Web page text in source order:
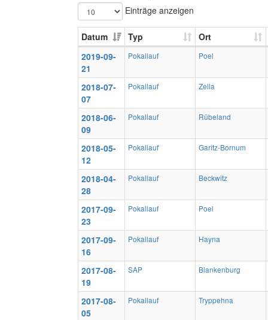
Einträge anzeigen
Datum Typ
Ort
2019-09-
21
Pokallauf Poel
2018-07-
07
Pokallauf Zella
2018-06-
09
Pokallauf Rübeland
2018-05-
12
Pokallauf Garitz-Bornum
2018-04-
28
Pokallauf Beckwitz
2017-09-
23
Pokallauf Poel
2017-09-
16
Pokallauf Hayna
2017-08-
19
SAP Blankenburg
2017-08-
05
Pokallauf Tryppehna